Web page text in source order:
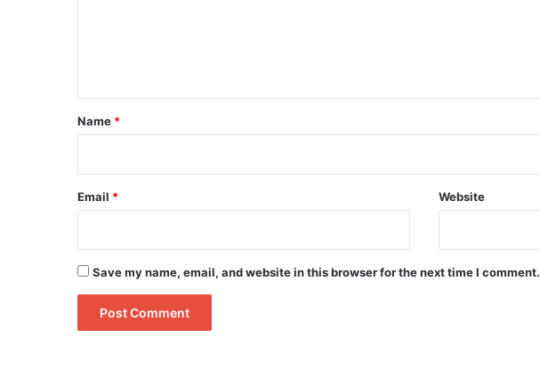
*
Name *
Email * Website
Save my name, email, and website in this browser for the next time I comment.